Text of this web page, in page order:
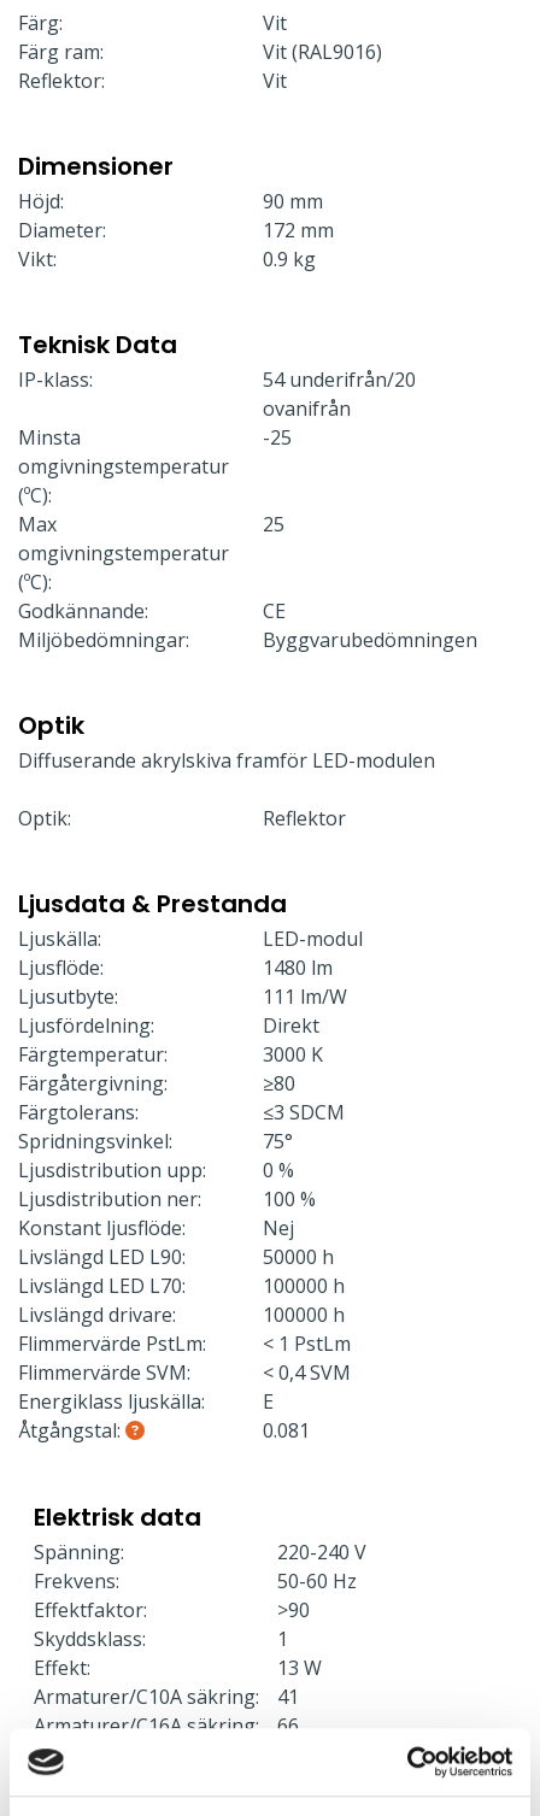
Färg:
Vit
Färg ram:
Vit (RAL9016)
Reflektor:
Vit
Dimensioner
Höjd:
90 mm
Diameter:
172 mm
Vikt:
0.9 kg
Teknisk Data
IP-klass:
54 underifrån/20
ovanifrån
Minsta
omgivningstemperatur
(ºC):
-25
Max
omgivningstemperatur
(ºC):
25
Godkännande:
CE
Miljöbedömningar:
Byggvarubedömningen
Optik
Diffuserande akrylskiva framför LED-modulen
Optik: Reflektor
Ljusdata & Prestanda
Ljuskälla:
LED-modul
Ljusflöde:
1480 lm
Ljusutbyte:
111 lm/W
Ljusfördelning:
Direkt
Färgtemperatur:
3000 K
Färgåtergivning:
≥80
Färgtolerans:
≤3 SDCM
Spridningsvinkel:
75°
Ljusdistribution upp:
0 %
Ljusdistribution ner:
100 %
Konstant ljusflöde:
Nej
Livslängd LED L90:
50000 h
Livslängd LED L70:
100000 h
Livslängd drivare:
100000 h
Flimmervärde PstLm:
< 1 PstLm
Flimmervärde SVM:
< 0,4 SVM
Energiklass ljuskälla:
E
Åtgångstal:
0.081
Elektrisk data
Spänning:
220-240 V
Frekvens:
50-60 Hz
Effektfaktor:
>90
Skyddsklass:
1
Effekt:
13 W
Armaturer/C10A säkring:
41
Armaturer/C16A säkring:
66
Armaturer/B10A säkring:
Armaturer/B16A säkring: